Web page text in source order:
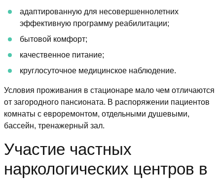
адаптированную для несовершеннолетних
эффективную программу реабилитации;
бытовой комфорт;
качественное питание;
круглосуточное медицинское наблюдение.
Условия проживания в стационаре мало чем отличаются
от загородного пансионата. В распоряжении пациентов
комнаты с евроремонтом, отдельными душевыми,
бассейн, тренажерный зал.
Участие частных
наркологических центров в